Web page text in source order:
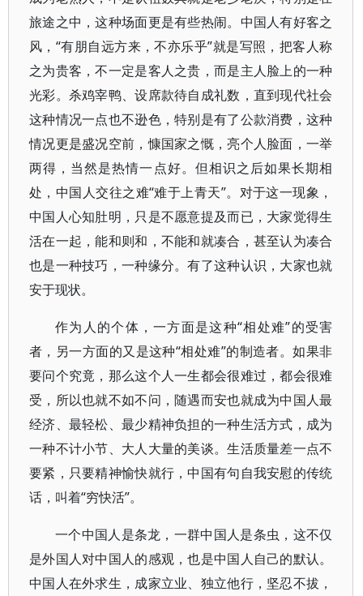
旅途之中，这种场面更是有些热闹。中国人有好客之
风，“有朋自远方来，不亦乐乎”就是写照，把客人称
之为贵客，不一定是客人之贵，而是主人脸上的一种
光彩。杀鸡宰鸭、设席款待自成礼数，直到现代社会
这种情况一点也不逊色，特别是有了公款消费，这种
情况更是盛况空前，慷国家之慨，亮个人脸面，一举
两得，当然是热情一点好。但相识之后如果长期相
处，中国人交往之难“难于上青天”。对于这一现象，
中国人心知肚明，只是不愿意提及而已，大家觉得生
活在一起，能和则和，不能和就凑合，甚至认为凑合
也是一种技巧，一种缘分。有了这种认识，大家也就
安于现状。
作为人的个体，一方面是这种“相处难”的受害
者，另一方面的又是这种“相处难”的制造者。如果非
要问个究竟，那么这个人一生都会很难过，都会很难
受，所以也就不如不问，随遇而安也就成为中国人最
经济、最轻松、最少精神负担的一种生活方式，成为
一种不计小节、大人大量的美谈。生活质量差一点不
要紧，只要精神愉快就行，中国有句自我安慰的传统
话，叫着“穷快活”。
一个中国人是条龙，一群中国人是条虫，这不仅
是外国人对中国人的感观，也是中国人自己的默认。
中国人在外求生，成家立业、独立他行，坚忍不拔，